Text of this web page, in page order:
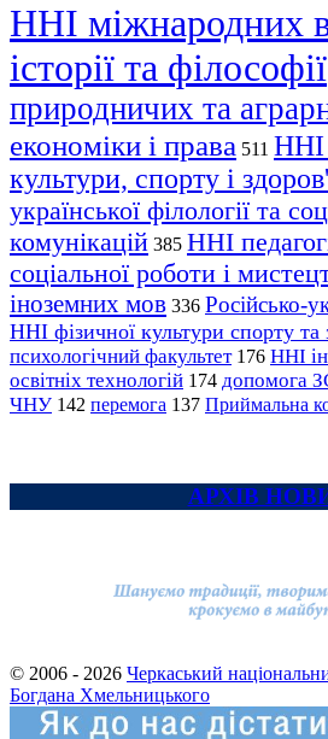
ННІ міжнародних
історії та філософії
природничих та
економіки і права 511 ННІ
культури, спорту і
української філології та
комунікацій 385 ННІ
соціальної роботи і
іноземних мов 336 Російсько-
ННІ фізичної культури спорту та
психологічний факультет 176 ННІ
освітніх технологій 174 допомога
ЧНУ 142 перемога 137 Приймальна
АРХІВ
© 2006 - 2026 Черкаський
Богдана Хмельницького